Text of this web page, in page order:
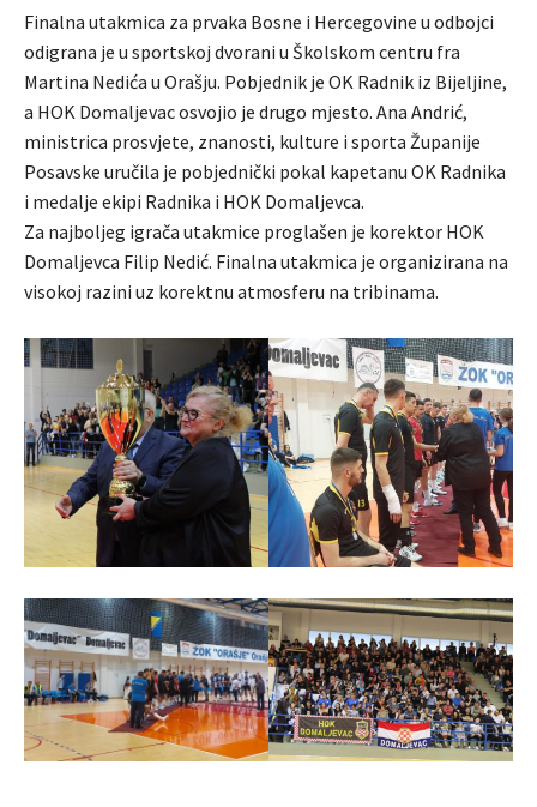
Finalna utakmica za prvaka Bosne i Hercegovine u odbojci
odigrana je u sportskoj dvorani u Školskom centru fra
Martina Nedića u Orašju. Pobjednik je OK Radnik iz Bijeljine,
a HOK Domaljevac osvojio je drugo mjesto. Ana Andrić,
ministrica prosvjete, znanosti, kulture i sporta Županije
Posavske uručila je pobjednički pokal kapetanu OK Radnika
i medalje ekipi Radnika i HOK Domaljevca.
Za najboljeg igrača utakmice proglašen je korektor HOK
Domaljevca Filip Nedić. Finalna utakmica je organizirana na
visokoj razini uz korektnu atmosferu na tribinama.